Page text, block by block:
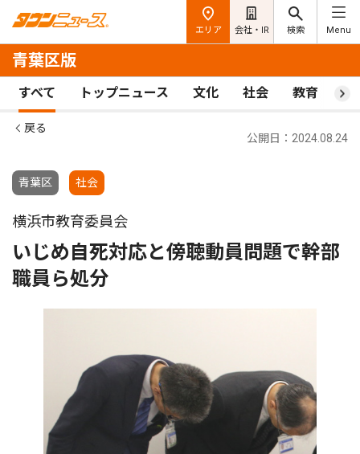
エリア 会社・IR 検索 Menu
青葉区版
すべて トップニュース 文化 社会 教育 ス
戻る
青葉区 社会
公開日：2024.08.24
横浜市教育委員会
いじめ自死対応と傍聴動員問題で幹部
職員ら処分